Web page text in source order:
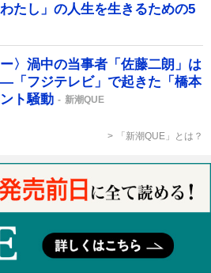
たし」の人生を生きるための5
〉渦中の当事者「佐藤二朗」は
「フジテレビ」で起きた「橋本
ト騒動
新潮QUE
「新潮QUE」とは？